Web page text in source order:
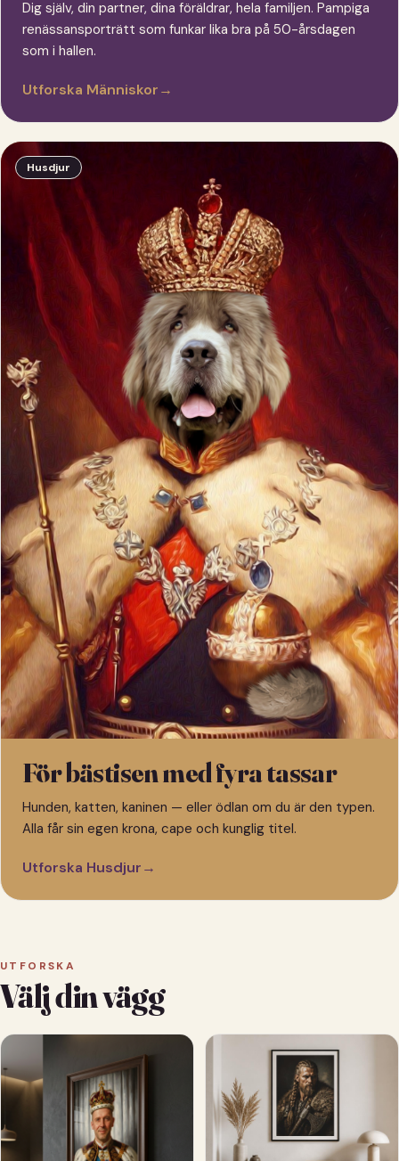
Dig själv, din partner, dina föräldrar, hela familjen. Pampiga
renässansporträtt som funkar lika bra på 50-årsdagen
som i hallen.
Utforska Människor→
Husdjur
För bästisen med fyra tassar
Hunden, katten, kaninen — eller ödlan om du är den typen.
Alla får sin egen krona, cape och kunglig titel.
Utforska Husdjur→
UTFORSKA
Välj din vägg